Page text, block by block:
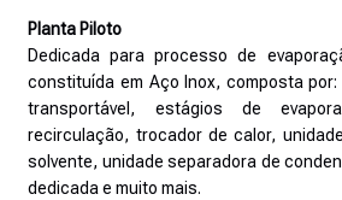
Planta Piloto
Dedicada para processo de
constituída em Aço Inox, composta
transportável, estágios de
recirculação, trocador de calor,
solvente, unidade separadora de
dedicada e muito mais.